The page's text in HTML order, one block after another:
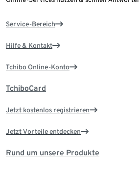
Service-Bereich
Hilfe & Kontakt
Tchibo Online-Konto
TchiboCard
Jetzt kostenlos registrieren
Jetzt Vorteile entdecken
Rund um unsere Produkte